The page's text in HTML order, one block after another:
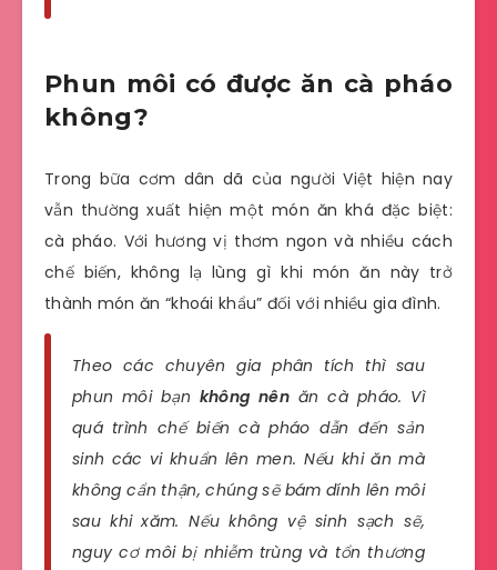
Phun môi có được ăn cà pháo
không?
Trong bữa cơm dân dã của người Việt hiện nay
vẫn thường xuất hiện một món ăn khá đặc biệt:
cà pháo. Với hương vị thơm ngon và nhiều cách
chế biến, không lạ lùng gì khi món ăn này trở
thành món ăn “khoái khẩu” đối với nhiều gia đình.
Theo các chuyên gia phân tích thì sau
phun môi bạn không nên ăn cà pháo. Vì
quá trình chế biến cà pháo dẫn đến sản
sinh các vi khuẩn lên men. Nếu khi ăn mà
không cẩn thận, chúng sẽ bám dính lên môi
sau khi xăm. Nếu không vệ sinh sạch sẽ,
nguy cơ môi bị nhiễm trùng và tổn thương